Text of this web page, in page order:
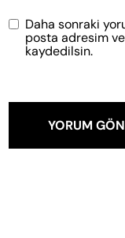
Daha sonraki
posta adresim
kaydedilsin.
YORUM